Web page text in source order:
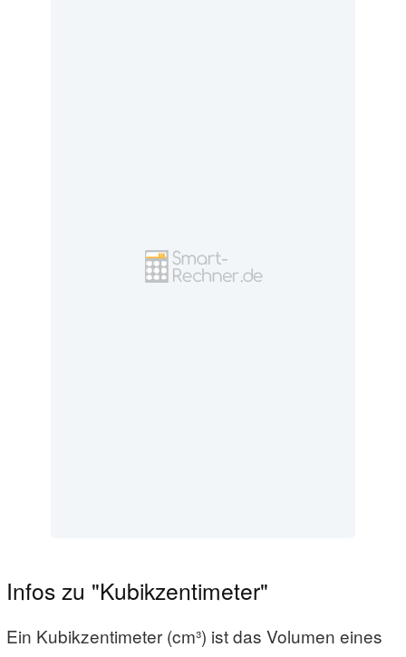
Infos zu "Kubikzentimeter"
Ein Kubikzentimeter (cm³) ist das Volumen eines